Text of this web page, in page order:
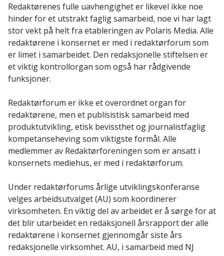
Redaktørenes fulle uavhengighet er likevel ikke noe
hinder for et utstrakt faglig samarbeid, noe vi har lagt
stor vekt på helt fra etableringen av Polaris Media. Alle
redaktørene i konsernet er med i redaktørforum som
er limet i samarbeidet. Den redaksjonelle stiftelsen er
et viktig kontrollorgan som også har rådgivende
funksjoner.
Redaktørforum er ikke et overordnet organ for
redaktørene, men et publisistisk samarbeid med
produktutvikling, etisk bevissthet og journalistfaglig
kompetanseheving som viktigste formål. Alle
medlemmer av Redaktørforeningen som er ansatt i
konsernets mediehus, er med i redaktørforum.
Under redaktørforums årlige utviklingskonferanse
velges arbeidsutvalget (AU) som koordinerer
virksomheten. En viktig del av arbeidet er å sørge for at
det blir utarbeidet en redaksjonell årsrapport der alle
redaktørene i konsernet gjennomgår siste års
redaksjonelle virksomhet. AU, i samarbeid med NJ